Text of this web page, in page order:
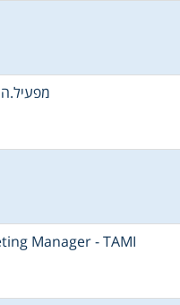
מפעיל.ה
Manager - TAMI